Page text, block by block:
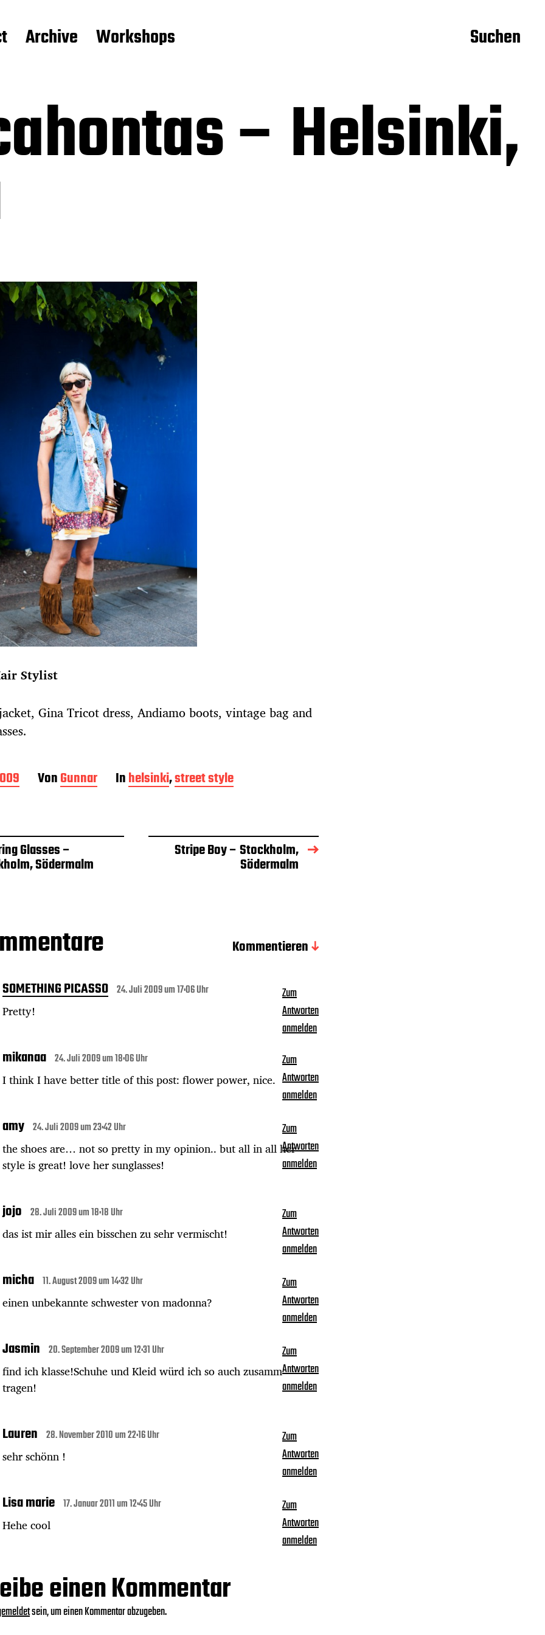
Archive Workshops Suchen
– Helsinki,
Stylist
Gina Tricot dress, Andiamo boots, vintage bag and
VonGunnar Inhelsinki,street style
Glasses –
Södermalm
Stripe Boy – Stockholm,
Södermalm
Kommentieren
SOMETHING PICASSO 24. Juli 2009 um 17:06 Uhr
Pretty!
Zum
Antworten
anmelden
mikanaa 24. Juli 2009 um 18:06 Uhr
I think I have better title of this post: flower power, nice.
Zum
Antworten
anmelden
amy 24. Juli 2009 um 23:42 Uhr
the shoes are… not so pretty in my opinion.. but all in all her
style is great! love her sunglasses!
Zum
Antworten
anmelden
jojo 28. Juli 2009 um 18:18 Uhr
das ist mir alles ein bisschen zu sehr vermischt!
Zum
Antworten
anmelden
micha 11. August 2009 um 14:32 Uhr
einen unbekannte schwester von madonna?
Zum
Antworten
anmelden
Jasmin 20. September 2009 um 12:31 Uhr
find ich klasse!Schuhe und Kleid würd ich so auch zusamm
tragen!
Zum
Antworten
anmelden
Lauren 28. November 2010 um 22:16 Uhr
sehr schönn !
Zum
Antworten
anmelden
Lisa marie 17. Januar 2011 um 12:45 Uhr
Hehe cool
Zum
Antworten
anmelden
einen Kommentar
sein, um einen Kommentar abzugeben.